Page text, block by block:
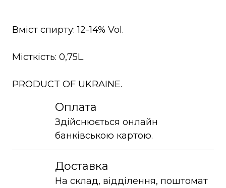
Вміст спирту: 12-14% Vol.
Місткість: 0,75L.
PRODUCT OF UKRAINE.
Оплата
Здійснюється онлайн
банківською картою.
Доставка
На склад, відділення, поштомат